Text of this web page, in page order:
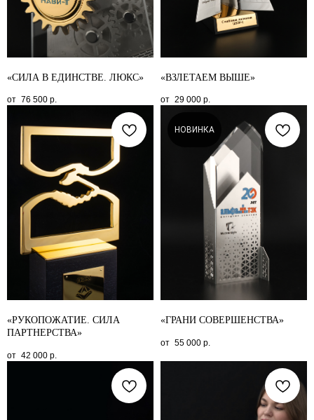
«СИЛА В ЕДИНСТВЕ. ЛЮКС»
76 500 р.
«ВЗЛЕТАЕМ ВЫШЕ»
29 000 р.
«РУКОПОЖАТИЕ. СИЛА
ПАРТНЕРСТВА»
42 000 р.
НОВИНКА
«ГРАНИ СОВЕРШЕНСТВА»
55 000 р.